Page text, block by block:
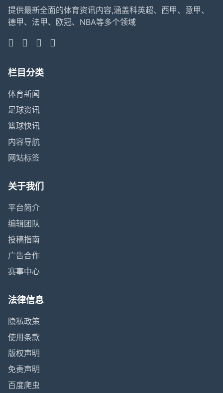
提供最新全面的体育资讯内容,涵盖科英超、西甲、意甲、
德甲、法甲、欧冠、NBA等多个领域
栏目分类
体育新闻
足球资讯
篮球快讯
内容导航
网站标签
关于我们
平台简介
编辑团队
投稿指南
广告合作
赛事中心
法律信息
隐私政策
使用条款
版权声明
免责声明
百度爬虫